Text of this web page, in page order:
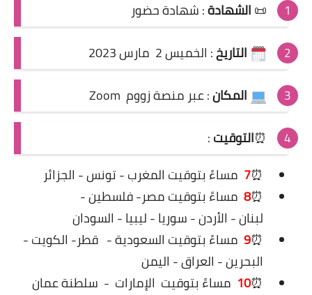
📜الشهادة: شهادة حضور
التاريخ: الخميس 2 مارس 2023
المكان: عبر منصة زووم Zoom
⏰التوقيت:
⏰
7 مساءً بتوقيت المغرب - تونس - الجزائر
⏰
8 مساءً بتوقيت مصر- فلسطين -
لبنان - الأردن - سوريا - ليبيا - السودان
⏰
9 مساءً بتوقيت السعودية - قطر- الكويت -
البحرين - العراق - اليمن
⏰
10 مساءً بتوقيت الإمارات - سلطنة عمان